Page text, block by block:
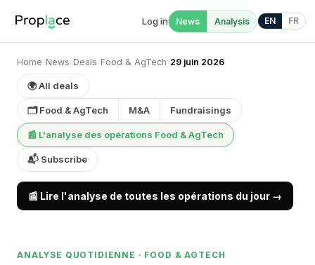
Log in News Analysis EN FR
Home› News› Deals› Food & AgTech› 29 juin 2026
🌍 All deals
🗂 Food & AgTech M&A Fundraisings
📰 L'analyse des opérations Food & AgTech
📬 Subscribe
📰 Lire l'analyse de toutes les opérations du jour →
ANALYSE QUOTIDIENNE · FOOD & AGTECH